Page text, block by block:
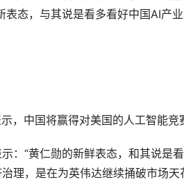
态，与其说是看多看好中国AI产
，中国将赢得对美国的人工智能竞
：“黄仁勋的新鲜表态，和其说是
理，是在为英伟达继续捅破市场天